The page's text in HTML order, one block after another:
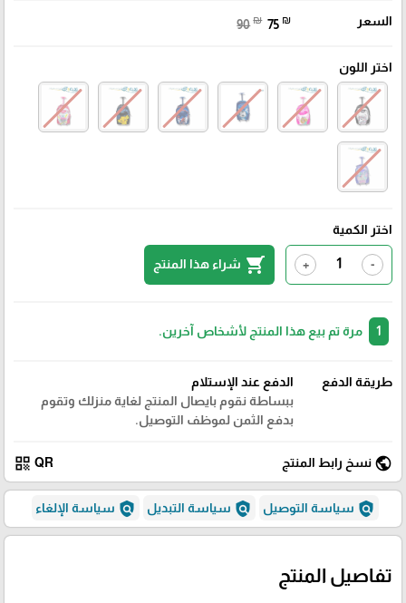
السعر 90 ₪ 75 ₪
اختر اللون
اختر الكمية
-
+
shopping_cart شراء هذا المنتج
مرة تم بيع هذا المنتج لأشخاص آخرين.
طريقة الدفع
الدفع عند الإستلام
ببساطة نقوم بايصال المنتج لغاية منزلك وتقوم
بدفع الثمن لموظف التوصيل.
public نسخ رابط المنتج QR
qr_code
policy سياسة التوصيل policy سياسة التبديل policy سياسة الإلغاء
تفاصيل المنتج